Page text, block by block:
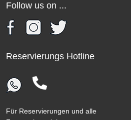
Follow us on ...
Reservierungs Hotline
Für Reservierungen und alle